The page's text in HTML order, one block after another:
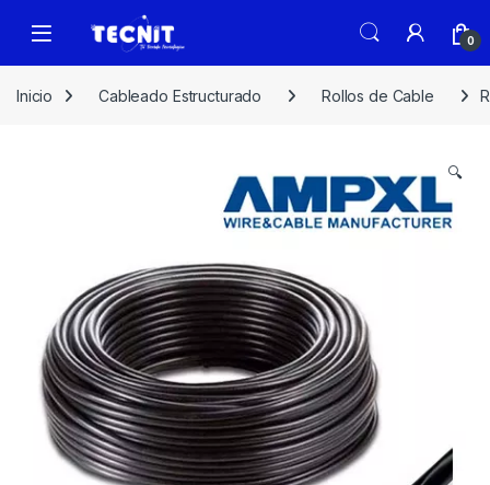
0
Inicio Cableado Estructurado Rollos de Cable
🔍